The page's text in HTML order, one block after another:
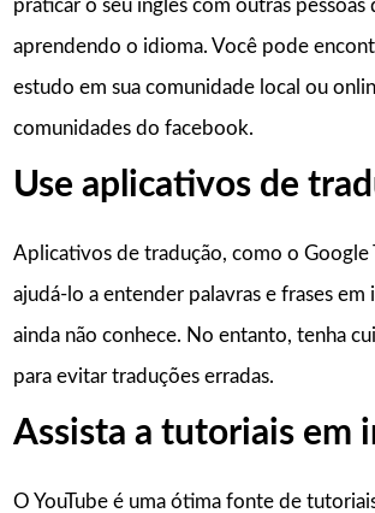
praticar o seu inglês com outras pessoas
aprendendo o idioma. Você pode
estudo em sua comunidade local ou
comunidades do facebook.
Use aplicativos de
Aplicativos de tradução, como o Google
ajudá-lo a entender palavras e frases em
ainda não conhece. No entanto, tenha
para evitar traduções erradas.
Assista a tutoriais em
O YouTube é uma ótima fonte de